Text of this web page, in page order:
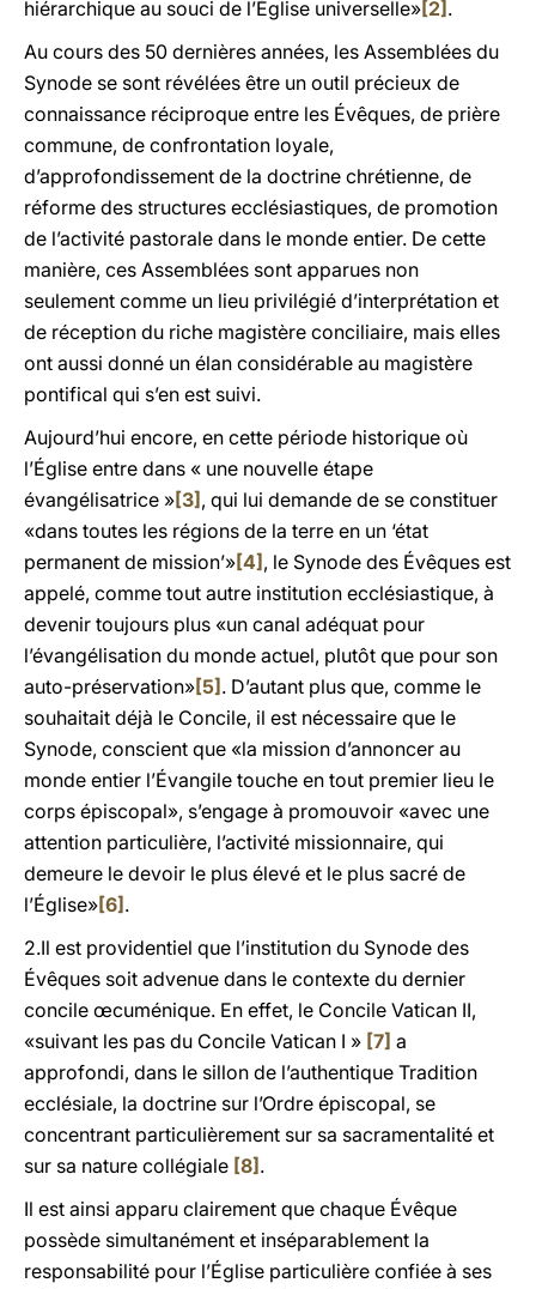
hiérarchique au souci de l’Église universelle»[2] .
Au cours des 50 dernières années, les Assemblées du
Synode se sont révélées être un outil précieux de
connaissance réciproque entre les Évêques, de prière
commune, de confrontation loyale,
d’approfondissement de la doctrine chrétienne, de
réforme des structures ecclésiastiques, de promotion
de l’activité pastorale dans le monde entier. De cette
manière, ces Assemblées sont apparues non
seulement comme un lieu privilégié d’interprétation et
de réception du riche magistère conciliaire, mais elles
ont aussi donné un élan considérable au magistère
pontifical qui s’en est suivi.
Aujourd’hui encore, en cette période historique où
l’Église entre dans « une nouvelle étape
évangélisatrice »[3] , qui lui demande de se constituer
«dans toutes les régions de la terre en un ‘état
permanent de mission’»[4] , le Synode des Évêques est
appelé, comme tout autre institution ecclésiastique, à
devenir toujours plus «un canal adéquat pour
l’évangélisation du monde actuel, plutôt que pour son
auto-préservation»[5] . D’autant plus que, comme le
souhaitait déjà le Concile, il est nécessaire que le
Synode, conscient que «la mission d’annoncer au
monde entier l’Évangile touche en tout premier lieu le
corps épiscopal», s’engage à promouvoir «avec une
attention particulière, l’activité missionnaire, qui
demeure le devoir le plus élevé et le plus sacré de
l’Église»[6] .
2.Il est providentiel que l’institution du Synode des
Évêques soit advenue dans le contexte du dernier
concile œcuménique. En effet, le Concile Vatican II,
«suivant les pas du Concile Vatican I » [7] a
approfondi, dans le sillon de l’authentique Tradition
ecclésiale, la doctrine sur l’Ordre épiscopal, se
concentrant particulièrement sur sa sacramentalité et
sur sa nature collégiale [8] .
Il est ainsi apparu clairement que chaque Évêque
possède simultanément et inséparablement la
responsabilité pour l’Église particulière confiée à ses